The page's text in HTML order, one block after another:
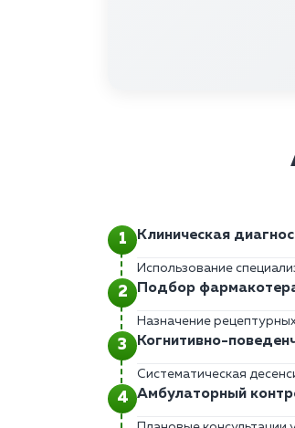
Клиническая
Использование
Подбор
Назначение
Когнитивно-
Систематическая
Амбулаторный